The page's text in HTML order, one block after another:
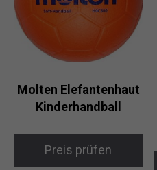
Molten Elefantenhaut
Kinderhandball
Preis prüfen